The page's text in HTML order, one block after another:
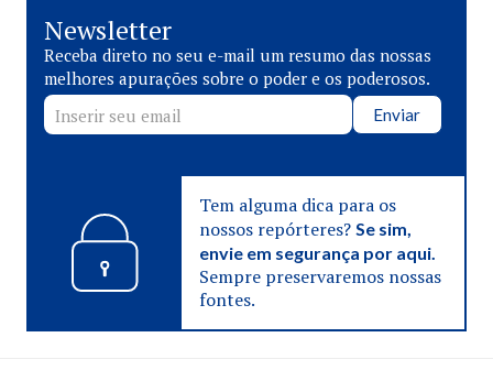
Newsletter
Receba direto no seu e-mail um resumo das nossas
melhores apurações sobre o poder e os poderosos.
Enviar
Tem alguma dica para os
nossos repórteres? Se sim,
envie em segurança por aqui.
Sempre preservaremos nossas
fontes.